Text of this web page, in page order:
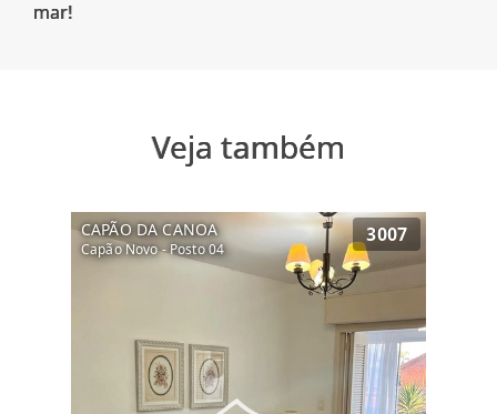
Veja também
CAPÃO DA CANOA
Capão Novo - Posto 04
3007